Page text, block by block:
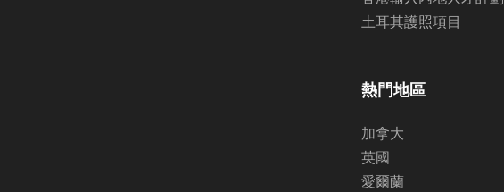
土耳其護照項目
熱門地區
加拿大
英國
愛爾蘭